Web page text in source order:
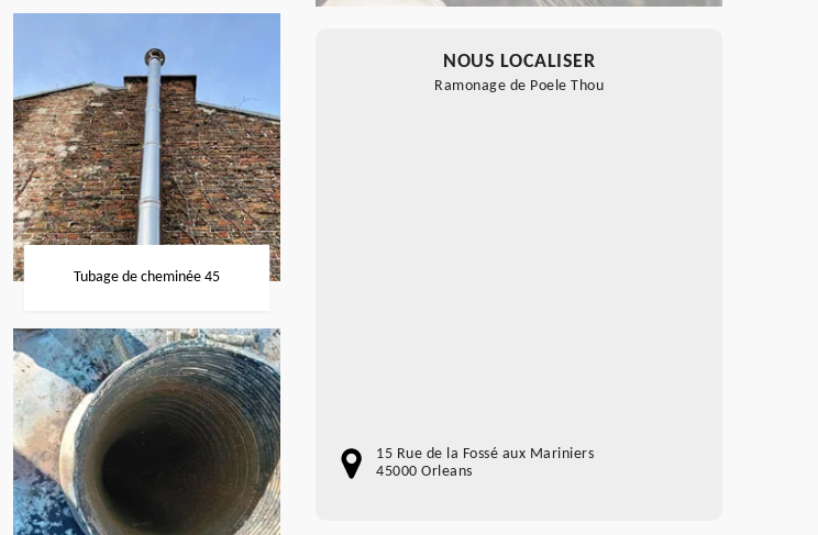
Tubage de cheminée 45
NOUS LOCALISER
Ramonage de Poele Thou
15 Rue de la Fossé aux Mariniers
45000 Orleans